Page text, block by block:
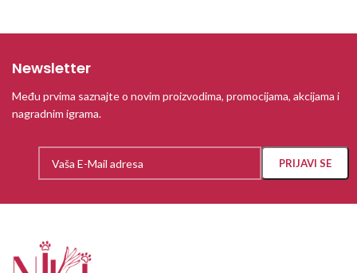
Newsletter
Među prvima saznajte o novim proizvodima, promocijama, akcijama i
nagradnim igrama.